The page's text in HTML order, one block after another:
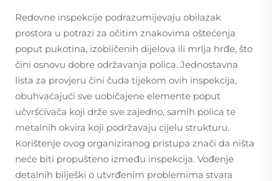
Redovne inspekcije podrazumijevaju obilazak
prostora u potrazi za očitim znakovima oštećenja
poput pukotina, izobličenih dijelova ili mrlja hrđe, što
čini osnovu dobre održavanja polica. Jednostavna
lista za provjeru čini čuda tijekom ovih inspekcija,
obuhvaćajući sve uobičajene elemente poput
učvršćivača koji drže sve zajedno, samih polica te
metalnih okvira koji podržavaju cijelu strukturu.
Korištenje ovog organiziranog pristupa znači da ništa
neće biti propušteno između inspekcija. Vođenje
detalnih bilješki o utvrđenim problemima stvara